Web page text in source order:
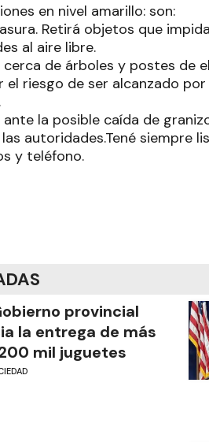
en nivel amarillo: son:
Retirá objetos que
al aire libre.
de árboles y postes de
riesgo de ser alcanzado
la posible caída de
autoridades.Tené siempre
y teléfono.
provincial
la entrega de más
mil juguetes